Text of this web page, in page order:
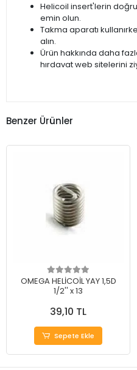
Helicoil insert'lerin
emin olun.
Takma aparatı
alın.
Ürün hakkında daha
hırdavat web sitelerini
Benzer Ürünler
OMEGA HELİCOİL YAY 1,5D
1/2'' x 13
39,10 TL
Sepete Ekle